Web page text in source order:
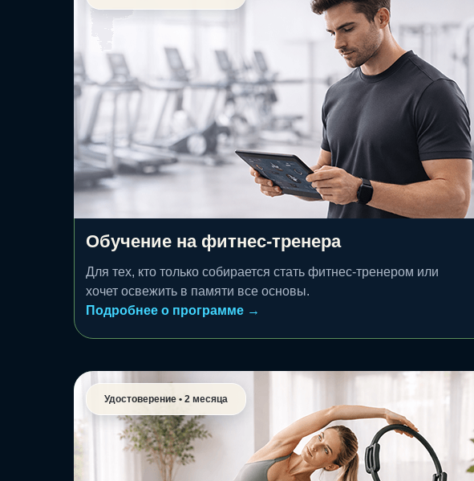
Обучение на фитнес-тренера
Для тех, кто только собирается стать фитнес-тренером или
хочет освежить в памяти все основы.
Подробнее о программе →
Удостоверение • 2 месяца